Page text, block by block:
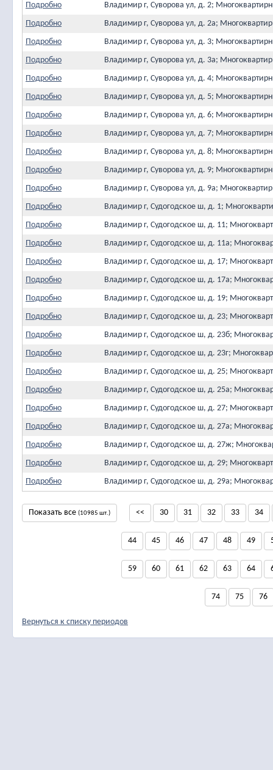
Подробно
Владимир г, Суворова ул, д. 2;
Подробно
Владимир г, Суворова ул, д. 2а;
Подробно
Владимир г, Суворова ул, д. 3;
Подробно
Владимир г, Суворова ул, д. 3а;
Подробно
Владимир г, Суворова ул, д. 4;
Подробно
Владимир г, Суворова ул, д. 5;
Подробно
Владимир г, Суворова ул, д. 6;
Подробно
Владимир г, Суворова ул, д. 7;
Подробно
Владимир г, Суворова ул, д. 8;
Подробно
Владимир г, Суворова ул, д. 9;
Подробно
Владимир г, Суворова ул, д. 9а;
Подробно
Владимир г, Судогодское ш, д. 1;
Подробно
Владимир г, Судогодское ш, д. 11;
Подробно
Владимир г, Судогодское ш, д. 11а;
Подробно
Владимир г, Судогодское ш, д. 17;
Подробно
Владимир г, Судогодское ш, д. 17а;
Подробно
Владимир г, Судогодское ш, д. 19;
Подробно
Владимир г, Судогодское ш, д. 23;
Подробно
Владимир г, Судогодское ш, д. 23б;
Подробно
Владимир г, Судогодское ш, д. 23г;
Подробно
Владимир г, Судогодское ш, д. 25;
Подробно
Владимир г, Судогодское ш, д. 25а;
Подробно
Владимир г, Судогодское ш, д. 27;
Подробно
Владимир г, Судогодское ш, д. 27а;
Подробно
Владимир г, Судогодское ш, д. 27ж;
Подробно
Владимир г, Судогодское ш, д. 29;
Подробно
Владимир г, Судогодское ш, д. 29а;
Показать все (10985 шт.) << 30 31 32 33 34
44 45 46 47 48 49
59 60 61 62 63 64
74 75 76
Вернуться к списку периодов